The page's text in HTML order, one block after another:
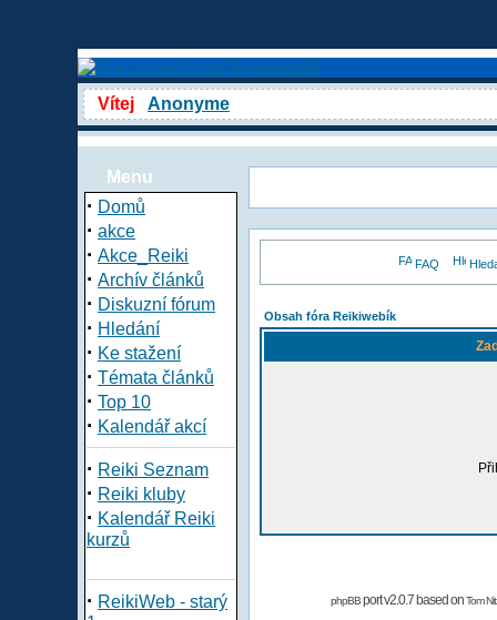
Vítej Anonyme
Menu
· Domů
· akce
· Akce_Reiki
· Archív článků
· Diskuzní fórum
· Hledání
· Ke stažení
· Témata článků
· Top 10
· Kalendář akcí
· Reiki Seznam
· Reiki kluby
· Kalendář Reiki
kurzů
· ReikiWeb - starý
FAQ
Obsah fóra Reikiwebík
phpBBport v2.0.7 based onTom